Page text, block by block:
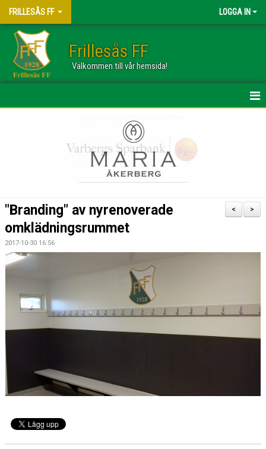
FRILLESÅS FF LOGGA IN
Frillesås FF
Välkommen till vår hemsida!
STYRELSEN
KONTAKT
DOKUMENT
SPONSRING
FFF SHOPEN
>
<
"Branding" av nyrenoverade
omklädningsrummet
2017-10-30 16:56